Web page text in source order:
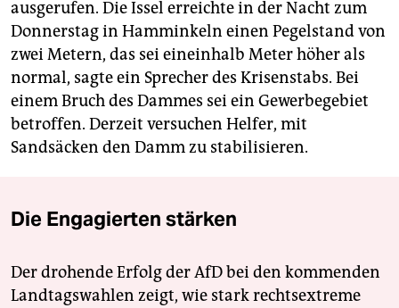
ausgerufen. Die Issel erreichte in der Nacht zum
Donnerstag in Hamminkeln einen Pegelstand von
zwei Metern, das sei eineinhalb Meter höher als
normal, sagte ein Sprecher des Krisenstabs. Bei
einem Bruch des Dammes sei ein Gewerbegebiet
betroffen. Derzeit versuchen Helfer, mit
Sandsäcken den Damm zu stabilisieren.
Die Engagierten stärken
Der drohende Erfolg der AfD bei den kommenden
Landtagswahlen zeigt, wie stark rechtsextreme